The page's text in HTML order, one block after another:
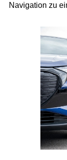
Navigation zu